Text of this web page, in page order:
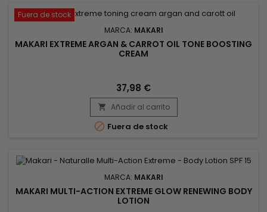
Fuera de stock
MARCA: MAKARI
MAKARI EXTREME ARGAN & CARROT OIL TONE BOOSTING
CREAM
37,98 €
 Añadir al carrito
 Fuera de stock
MARCA: MAKARI
MAKARI MULTI-ACTION EXTREME GLOW RENEWING BODY
LOTION